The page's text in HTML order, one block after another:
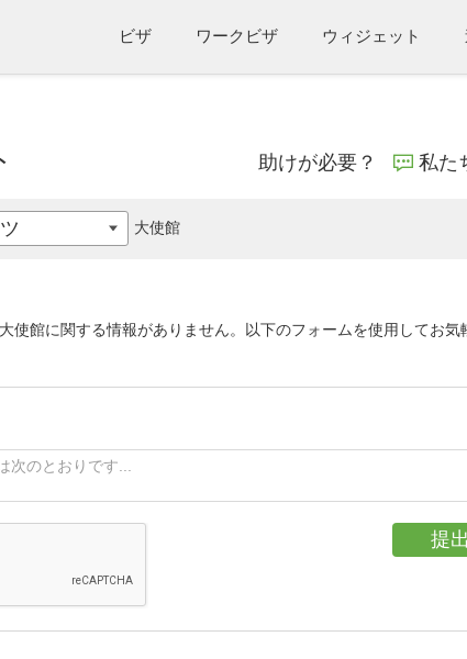
ビザ ワークビザ ウィジェット
助けが必要？ 私た
使館に関する情報がありません。以下のフォームを使用してお気
大使館